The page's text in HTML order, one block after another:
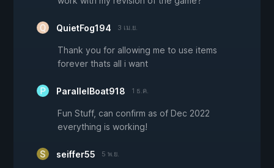
QuietFog194 3 เม.ย.
Thank you for allowing me to use items
forever thats all i want
ParallelBoat918 1 ธ.ค.
Fun Stuff, can confirm as of Dec 2022
everything is working!
seiffer55 5 พ.ย.